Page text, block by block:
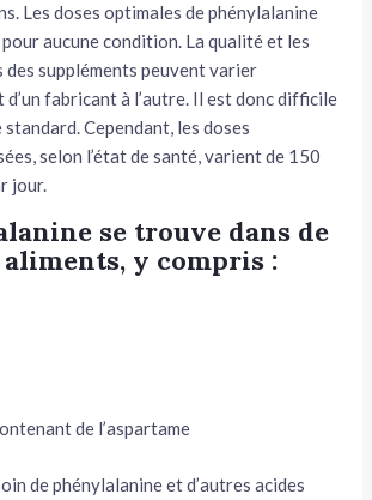
Les doses optimales de phénylalanine
aucune condition. La qualité et les
suppléments peuvent varier
fabricant à l’autre. Il est donc difficile
standard. Cependant, les doses
selon l’état de santé, varient de 150
jour.
se trouve dans de
y compris :
de l’aspartame
de phénylalanine et d’autres acides